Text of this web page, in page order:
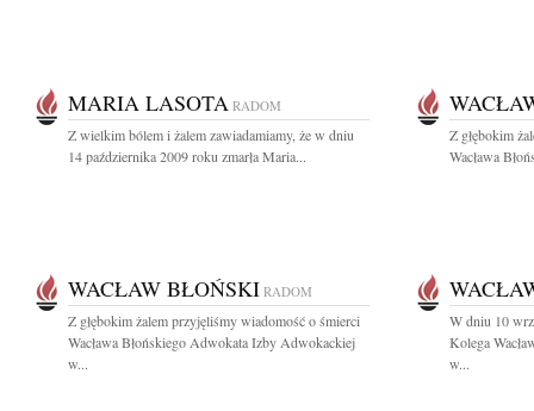
MARIA LASOTA RADOM
Z wielkim bólem i żalem zawiadamiamy, że w dniu
14 października 2009 roku zmarła Maria...
Z głębokim
Wacława
WACŁAW BŁOŃSKI RADOM
Z głębokim żalem przyjęliśmy wiadomość o śmierci
Wacława Błońskiego Adwokata Izby Adwokackiej
w...
W dniu 10
Kolega
w...